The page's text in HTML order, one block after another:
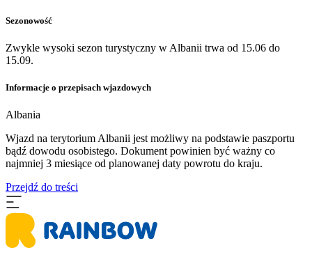
Sezonowość
Zwykle wysoki sezon turystyczny w Albanii trwa od 15.06 do
15.09.
Informacje o przepisach wjazdowych
Albania
Wjazd na terytorium Albanii jest możliwy na podstawie paszportu
bądź dowodu osobistego. Dokument powinien być ważny co
najmniej 3 miesiące od planowanej daty powrotu do kraju.
Przejdź do treści